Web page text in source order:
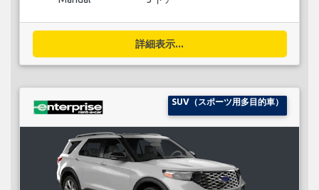
詳細表示...
SUV（スポーツ用多目的車）